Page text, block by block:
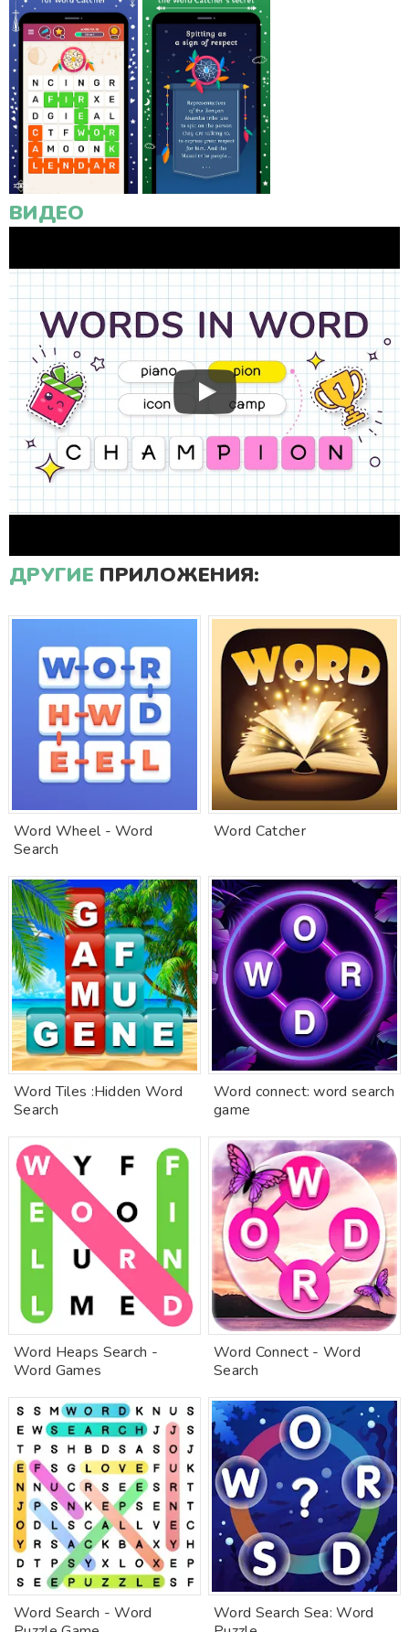
ВИДЕО
ДРУГИЕ ПРИЛОЖЕНИЯ:
Word Wheel - Word
Search
Word Catcher
Word Tiles :Hidden Word
Search
Word connect: word search
game
Word Heaps Search -
Word Games
Word Connect - Word
Search
Word Search - Word
Word Search Sea: Word